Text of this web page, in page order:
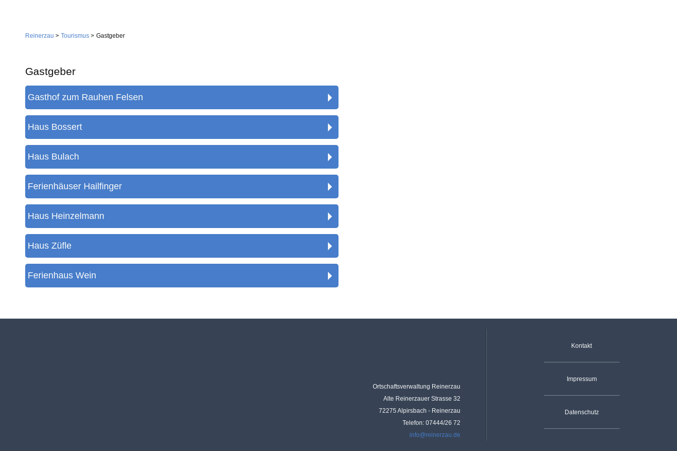
Reinerzau Tourismus Gastgeber
Gastgeber
Gasthof zum Rauhen Felsen
Haus Bossert
Haus Bulach
Ferienhäuser Hailfinger
Haus Heinzelmann
Haus Züfle
Ferienhaus Wein
überspringen
Feuerwehr
Gemeindestiftung
Kirche
Wirtschaft
Dienstleistungen
Handwerk
Gastgeber
Skilift
Vereine
Dorfgemeinschaft
Fischergemeinschaft
Termine
Ortschaftsverwaltung Reinerzau
Alte Reinerzauer Strasse 32
72275 Alpirsbach - Reinerzau
Telefon: 07444/26 72
info@reinerzau.de
Navigation überspringenKontakt
Impressum
Datenschutz